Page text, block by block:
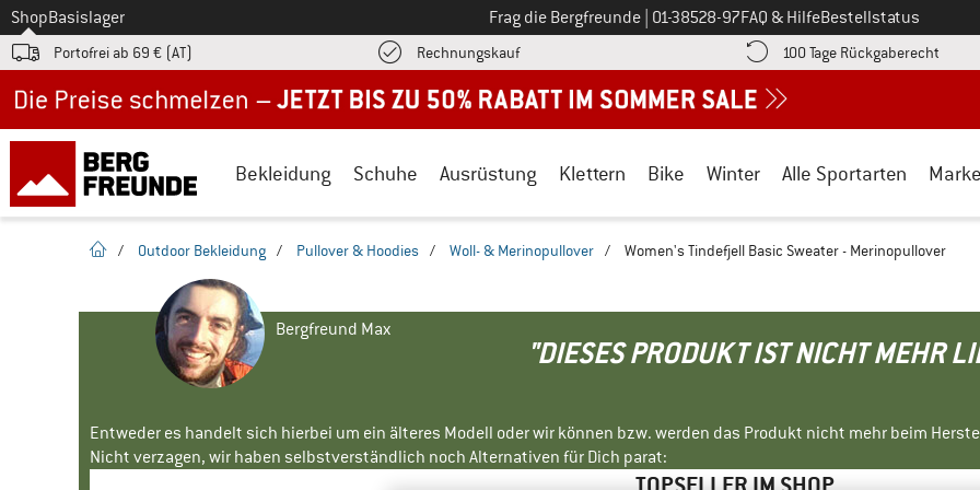
Zum
ShopBasislager Frag die Bergfreunde Ruf uns an unter
01-38528-97FAQ & HilfeBestellstatus
Portofrei ab 69 € (AT) RechnungskaufFinde die Zahlungs-Infos hier! Öffnet sich in einer Infobox
100 Tage Rückgaberecht
Bekleidung Schuhe Ausrüstung Klettern Bike Winter Alle Sportarten
Startseite
/ Outdoor Bekleidung / Pullover & Hoodies / Woll- & Merinopullover / Women's Tindefjell Basic Sweater - Merinopullover
Bergfreund Max
"DIESES PRODUKT IST NICHT MEHR
Entweder es handelt sich hierbei um ein älteres Modell oder wir können bzw. werden das Produkt nicht mehr beim
Nicht verzagen, wir haben selbstverständlich noch Alternativen für Dich parat: